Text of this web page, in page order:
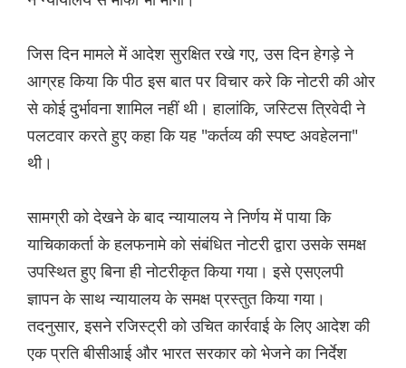
जिस दिन मामले में आदेश सुरक्षित रखे गए, उस दिन हेगड़े ने
आग्रह किया कि पीठ इस बात पर विचार करे कि नोटरी की ओर
से कोई दुर्भावना शामिल नहीं थी। हालांकि, जस्टिस त्रिवेदी ने
पलटवार करते हुए कहा कि यह "कर्तव्य की स्पष्ट अवहेलना"
थी।
सामग्री को देखने के बाद न्यायालय ने निर्णय में पाया कि
याचिकाकर्ता के हलफनामे को संबंधित नोटरी द्वारा उसके समक्ष
उपस्थित हुए बिना ही नोटरीकृत किया गया। इसे एसएलपी
ज्ञापन के साथ न्यायालय के समक्ष प्रस्तुत किया गया।
तदनुसार, इसने रजिस्ट्री को उचित कार्रवाई के लिए आदेश की
एक प्रति बीसीआई और भारत सरकार को भेजने का निर्देश